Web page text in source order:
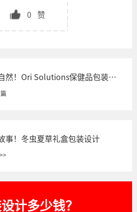
0 赞
然！Ori Solutions保健品包装设
篇
事！冬虫夏草礼盒包装设计
>>
计多少钱？